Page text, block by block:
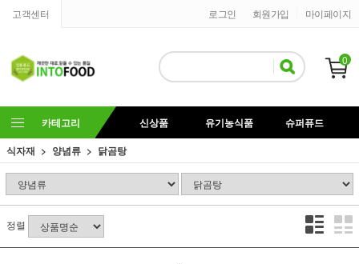
고객센터 마이페이지
회원가입
로그인
0
카테고리 신상품 유기농식품
슈퍼퓨드
식자재
양념류 닭곰탕
정렬